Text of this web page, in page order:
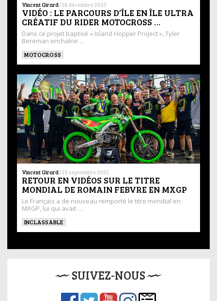
Vincent Girard | 18 décembre 2025
VIDÉO : LE PARCOURS D’ÎLE EN ÎLE ULTRA
CRÉATIF DU RIDER MOTOCROSS …
Dans ce projet baptisé « Island Hopper Project », Tyler
Bereman enchaîne …
MOTOCROSS
Vincent Girard | 22 septembre 2025
RETOUR EN VIDÉOS SUR LE TITRE
MONDIAL DE ROMAIN FEBVRE EN MXGP
Le Français a de nouveau remporté le titre mondial en
MXGP, lui qui avait …
INCLASSABLE
SUIVEZ-NOUS